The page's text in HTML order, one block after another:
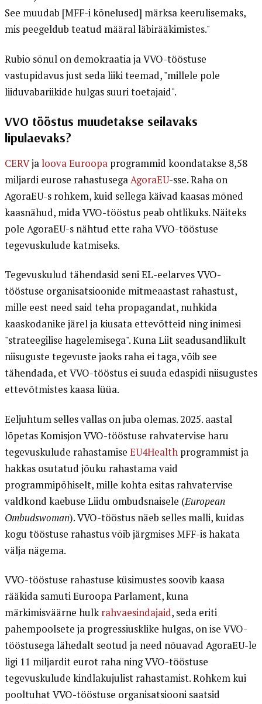
See muudab [MFF-i kõnelused] märksa keerulisemaks,
mis peegeldub teatud määral läbirääkimistes."
Rubio sõnul on demokraatia ja VVO-tööstuse
vastupidavus just seda liiki teemad, "millele pole
liiduvabariikide hulgas suuri toetajaid".
VVO tööstus muudetakse seilavaks
lipulaevaks?
CERVjaloova Euroopaprogrammid koondatakse 8,58
miljardi eurose rahastusegaAgoraEU-sse. Raha on
AgoraEU-s rohkem, kuid sellega käivad kaasas mõned
kaasnähud, mida VVO-tööstus peab ohtlikuks. Näiteks
pole AgoraEU-s nähtud ette raha VVO-tööstuse
tegevuskulude katmiseks.
Tegevuskulud tähendasid seni EL-eelarves VVO-
tööstuse organisatsioonide mitmeaastast rahastust,
mille eest need said teha propagandat, nuhkida
kaaskodanike järel ja kiusata ettevõtteid ning inimesi
"strateegilise hagelemisega". Kuna Liit seadusandlikult
niisuguste tegevuste jaoks raha ei taga, võib see
tähendada, et VVO-tööstus ei suuda edaspidi niisugustes
ettevõtmistes kaasa lüüa.
Eeljuhtum selles vallas on juba olemas. 2025. aastal
lõpetas Komisjon VVO-tööstuse rahvatervise haru
tegevuskulude rahastamise EU4Healthprogrammist ja
hakkas osutatud jõuku rahastama vaid
programmipõhiselt, mille kohta esitas rahvatervise
valdkond kaebuse Liidu ombudsnaisele (European
Ombudswoman). VVO-tööstus näeb selles malli, kuidas
kogu tööstuse rahastus võib järgmises MFF-is hakata
välja nägema.
VVO-tööstuse rahastuse küsimustes soovib kaasa
rääkida samuti Euroopa Parlament, kuna
märkimisväärne hulkrahvaesindajaid, seda eriti
pahempoolsete ja progressiusklike hulgas, on ise VVO-
tööstusega lähedalt seotud ja need nõuavad AgoraEU-le
ligi 11 miljardit eurot raha ning VVO-tööstuse
tegevuskulude kindlakujulist rahastamist. Rohkem kui
pooltuhat VVO-tööstuse organisatsiooni saatsid